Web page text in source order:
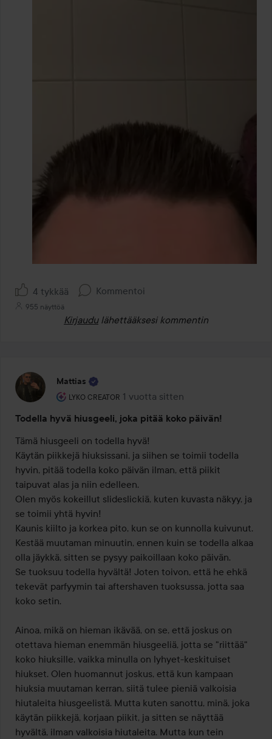
4 tykkää Kommentoi
955 näyttöä
Kirjaudu lähettääksesi kommentin
Mattias
LYKO CREATOR
Käyttäjän rooli: Lyko Creator.
1 vuotta sitten
Viesti luotiin 1 vuotta sitten
Todella hyvä hiusgeeli, joka pitää koko päivän!
Tämä hiusgeeli on todella hyvä!
Käytän piikkejä hiuksissani, ja siihen se toimii todella
hyvin, pitää todella koko päivän ilman, että piikit
taipuvat alas ja niin edelleen.
Olen myös kokeillut slideslickiä, kuten kuvasta näkyy, ja
se toimii yhtä hyvin!
Kaunis kiilto ja korkea pito, kun se on kunnolla kuivunut.
Kestää muutaman minuutin, ennen kuin se todella alkaa
olla jäykkä, sitten se pysyy paikoillaan koko päivän.
Se tuoksuu todella hyvältä! Joten toivon, että he ehkä
tekevät parfyymin tai aftershaven tuoksussa, jotta saa
koko setin.
Ainoa, mikä on hieman ikävää, on se, että joskus on
otettava hieman enemmän hiusgeeliä, jotta se "riittää"
koko hiuksille, vaikka minulla on lyhyet-keskituiset
hiukset. Olen huomannut joskus, että kun kampaan
hiuksia muutaman kerran, siitä tulee pieniä valkoisia
hiutaleita hiusgeelistä. Mutta kuten sanottu, minä, joka
käytän piikkejä, korjaan piikit, ja sitten se näyttää
hyvältä, ilman valkoisia hiutaleita. Mutta kun tein